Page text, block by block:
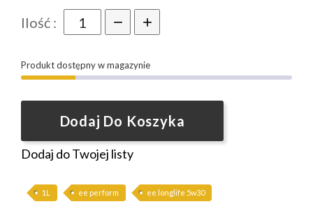
Ilość :
Produkt dostępny w magazynie
Dodaj Do Koszyka
Dodaj do Twojej listy
1L ee perform ee longlife 5w30